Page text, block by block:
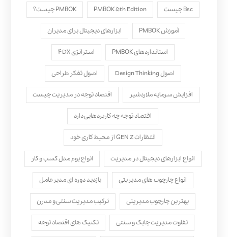
Bsc چیست PMBOK ۵th Edition PMBOK چیست؟
آموزش PMBOK ابزارهای دیجیتال برای مدیران
استانداردهای PMBOK استراتژی ۴DX
اصول Design Thinking اصول تفکر طراحی
افزایش سرمایه ملاردشیر اقتصاد توجه در مدیریت چیست
اقتصاد توجه چه کاربردهایی دارد
انتظارات GEN Z از محیط کاری خود
انواع ابزارهای دیجیتال در مدیریت انواع بوم مدل کسب‌ و کار
انواع چارچوب های مدیریتی بازدید دوره ای مدیرعامل
بهترین چارچوب مدیریتی ترکیب مدیریت سنتی و مدرن
تفاوت مدیریت چابک و سنتی تکنیک های اقتصاد توجه